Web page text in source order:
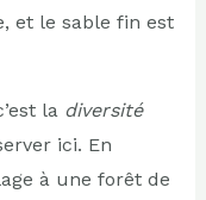
et le sable fin est
la diversité
ici. En
à une forêt de